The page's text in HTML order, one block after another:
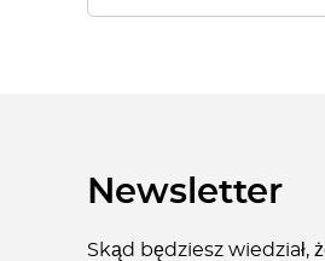
Newsletter
Skąd będziesz wiedział,